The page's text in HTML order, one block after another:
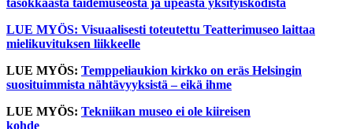
tasokkaasta taidemuseosta ja upeasta yksityiskodista
LUE MYÖS: Visuaalisesti toteutettu Teatterimuseo laittaa
mielikuvituksen liikkeelle
LUE MYÖS: Temppeliaukion kirkko on eräs Helsingin
suosituimmista nähtävyyksistä – eikä ihme
LUE MYÖS: Tekniikan museo ei ole kiireisen
kohde